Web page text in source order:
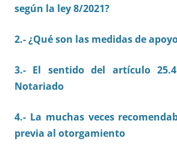
según la ley 8/2021?
2.- ¿Qué son las medidas de
3.- El sentido del artículo
Notariado
4.- La muchas veces
previa al otorgamiento